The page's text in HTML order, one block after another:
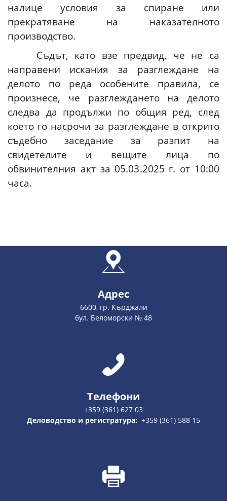
налице условия за спиране или
прекратяване на наказателното
производство.
Съдът, като взе предвид, че не са
направени искания за разглеждане на
делото по реда особените правила, се
произнесе, че разглеждането на делото
следва да продължи по общия ред, след
което го насрочи за разглеждане в открито
съдебно заседание за разпит на
свидетелите и вещите лица по
обвинителния акт за 05.03.2025 г. от 10:00
часа.
Адрес
6600, гр. Кърджали
бул. Беломорски № 48
Телефони
+359 (361) 627 03
Деловодство и регистратура: +359 (361) 588 15